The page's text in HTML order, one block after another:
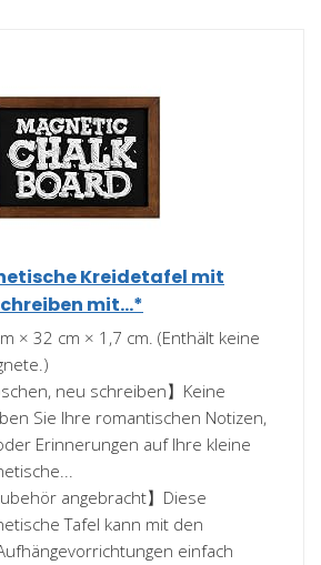
Kreidetafel mit
mit...*
× 32 cm × 1,7 cm. (Enthält keine
neu schreiben】Keine
Sie Ihre romantischen Notizen,
Erinnerungen auf Ihre kleine
angebracht】Diese
Tafel kann mit den
einfach